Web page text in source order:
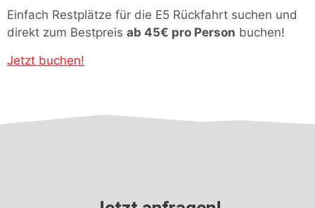
Einfach Restplätze für die E5 Rückfahrt suchen und
direkt zum Bestpreis ab 45€ pro Person buchen!
Jetzt buchen!